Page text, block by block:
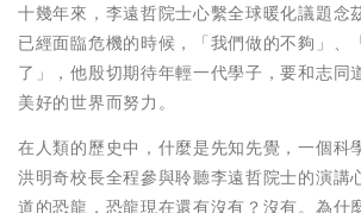
十幾年來，李遠哲院士心繫全球暖化議題念
已經面臨危機的時候，「我們做的不夠」、
了」，他殷切期待年輕一代學子，要和志同
美好的世界而努力。
在人類的歷史中，什麼是先知先覺，一個科
洪明奇校長全程參與聆聽李遠哲院士的演講
道的恐龍，恐龍現在還有沒有？沒有。為什